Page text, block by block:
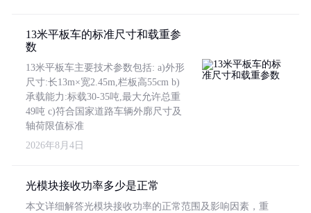
13米平板车的标准尺寸和载重参
数
13米平板车主要技术参数包括: a)外形
尺寸:长13m×宽2.45m,栏板高55cm b)
承载能力:标载30-35吨,最大允许总重
49吨 c)符合国家道路车辆外廓尺寸及
轴荷限值标准
2026年8月4日
光模块接收功率多少是正常
本文详细解答光模块接收功率的正常范围及影响因素，重